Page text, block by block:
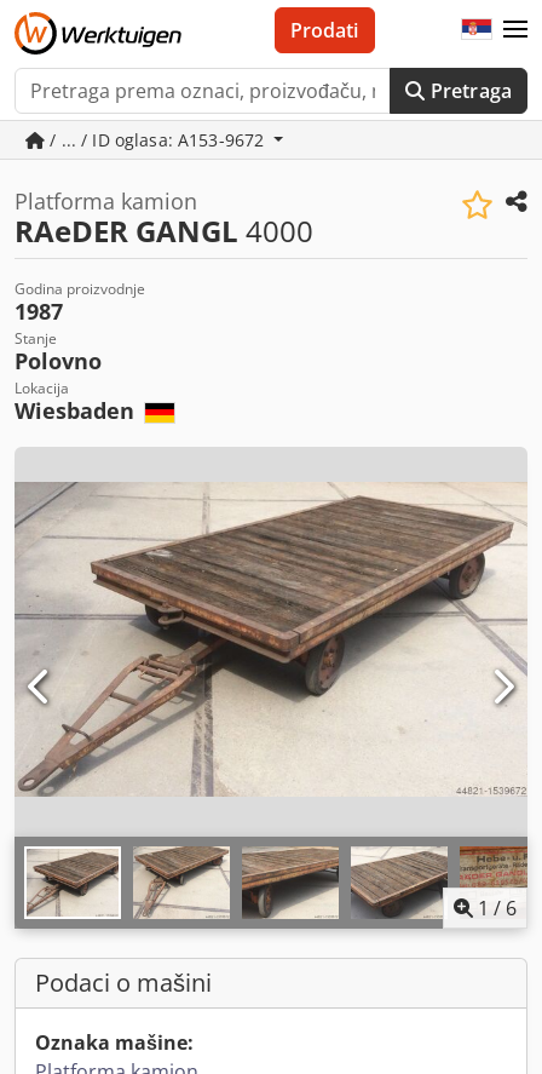
Pretraga
Prodati
/ ... / ID oglasa: A153-9672
Platforma kamion
RAeDER GANGL 4000
Godina proizvodnje
1987
Stanje
Polovno
Lokacija
Wiesbaden
1 /6
Podaci o mašini
Oznaka mašine: